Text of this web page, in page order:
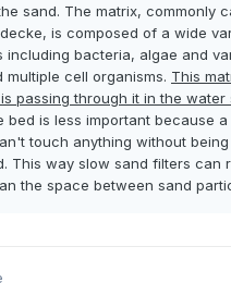
sand. The matrix, commonly
is composed of a wide
including bacteria, algae and
multiple cell organisms. This
passing through it in the water
bed is less important because
touch anything without
This way slow sand filters can
the space between sand